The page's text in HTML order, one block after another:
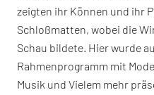
zeigten ihr Können und ihr
Schloßmatten, wobei die
Schau bildete. Hier wurde
Rahmenprogramm mit
Musik und Vielem mehr